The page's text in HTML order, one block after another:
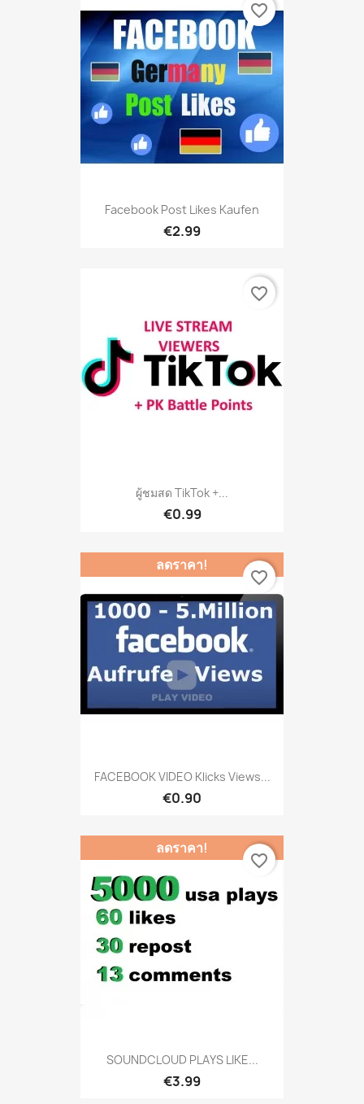
Facebook Post Likes Kaufen
€2.99
favorite_border
ผู้ชมสด TikTok +...
€0.99
favorite_border
FACEBOOK VIDEO Klicks Views...
€0.90
ลดราคา!
favorite_border
SOUNDCLOUD PLAYS LIKE...
€3.99
ลดราคา!
favorite_border